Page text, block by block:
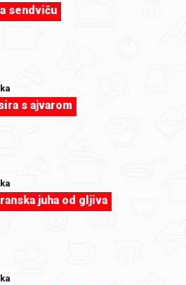
sendviču
s ajvarom
juha od gljiva